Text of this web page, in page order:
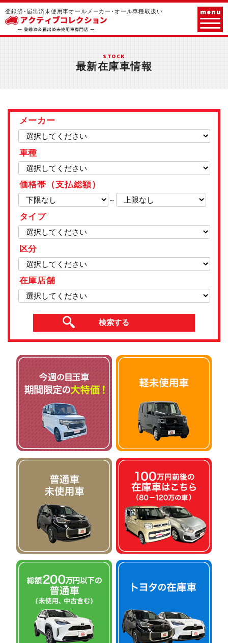
登録済･届出済未使用車オールメーカー･オール車種取扱い menu
STOCK
最新在庫車情報
メーカー
車種
価格帯（支払総額）
～
タイプ
区分
在庫店舗